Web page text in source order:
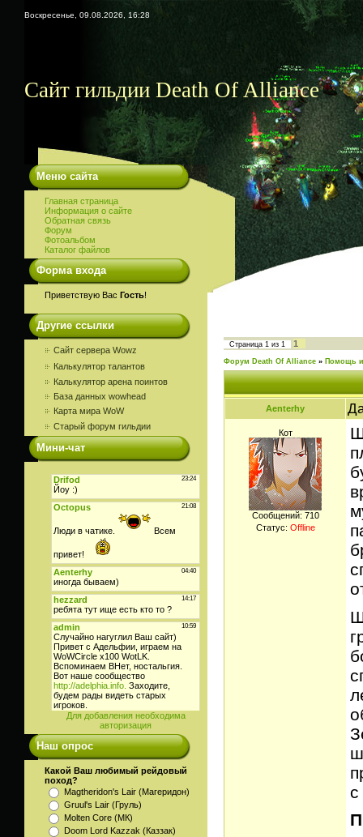
Воскресенье, 09.08.2026, 16:28
Сайт гильдии Death Of Alliance
Меню сайта
Главная страница
Информация о сайте
Обратная связь
Форум
Фотоальбом
Каталог файлов
Форма входа
Приветствую Вас Гость!
Другие ссылки
Сайт сервера Wowz
Калькулятор талантов
Калькулятор арена поинтов
База данных wowhead
Карта мира WoW
Старый форум гильдии
Мини-чат
Для добавления необходима
авторизация
Наш опрос
Какой Ваш любимый рейдовый
поход?
Magtheridon's Lair (Магеридон)
Gruul's Lair (Груль)
Molten Core (МК)
Doom Lord Kazzak (Каззак)
Страница 1 из 1 1
Форум Death Of Alliance » Помощь
Aenterhy
Кот
Сообщений: 710
Статус: Offline
с